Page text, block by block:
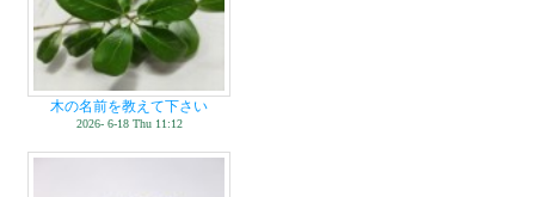
木の名前を教えて下さい
2026- 6-18 Thu 11:12